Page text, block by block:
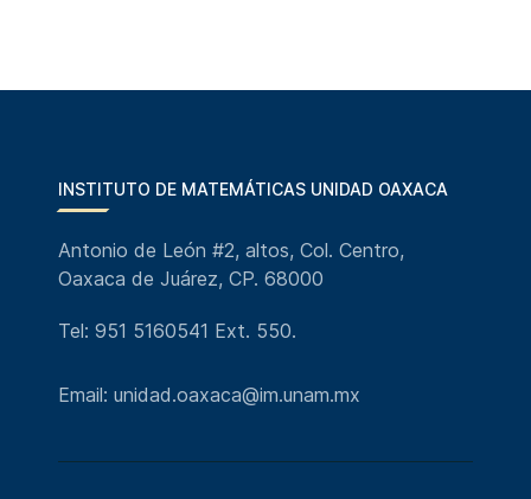
INSTITUTO DE MATEMÁTICAS UNIDAD OAXACA
Antonio de León #2, altos, Col. Centro,
Oaxaca de Juárez, CP. 68000
Tel: 951 5160541 Ext. 550.
Email: unidad.oaxaca@im.unam.mx